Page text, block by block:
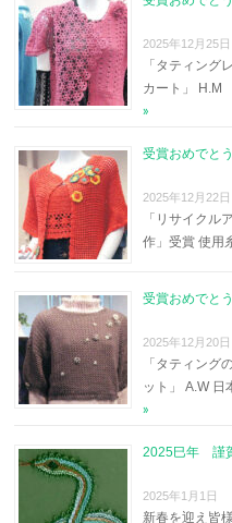
2025年12月25日
「タティング
カート」 H.M
»
受賞おめでと
2025年12月22日
「リサイクル
作」受賞 使用
受賞おめでと
2025年12月20日
「タティング
ット」 A.W
»
2025巳年 謹
2025年1月1日
新春を迎え皆